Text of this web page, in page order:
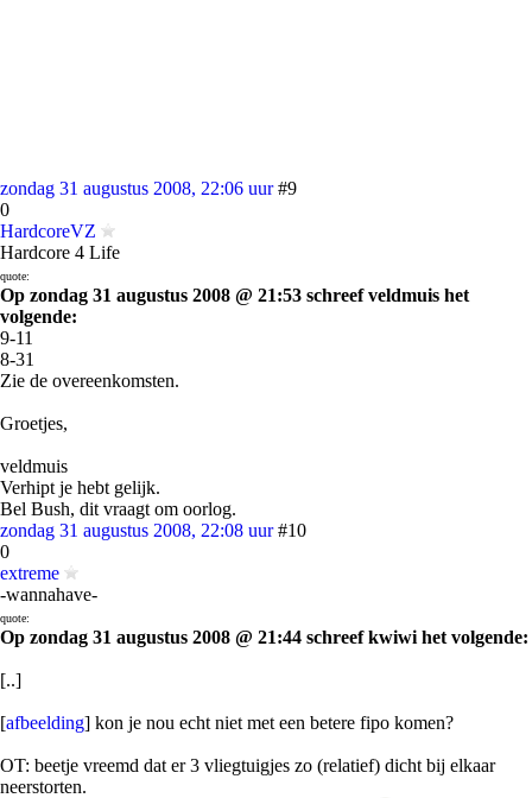
zondag 31 augustus 2008, 22:06 uur #9
0
HardcoreVZ
Hardcore 4 Life
quote:
Op zondag 31 augustus 2008 @ 21:53 schreef veldmuis het
volgende:
9-11
8-31
Zie de overeenkomsten.
Groetjes,
veldmuis
Verhipt je hebt gelijk.
Bel Bush, dit vraagt om oorlog.
zondag 31 augustus 2008, 22:08 uur #10
0
extreme
-wannahave-
quote:
Op zondag 31 augustus 2008 @ 21:44 schreef kwiwi het volgende:
[..]
[afbeelding] kon je nou echt niet met een betere fipo komen?
OT: beetje vreemd dat er 3 vliegtuigjes zo (relatief) dicht bij elkaar
neerstorten.